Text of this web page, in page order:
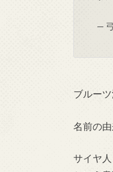
—
ブルー
名前の
サイヤ